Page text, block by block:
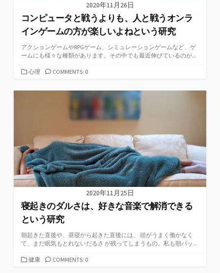
2020年11月26日
コンピュータと戦うよりも、人と戦うオンラ
インゲームの方が楽しいよねという研究
アクションゲームやRPGゲーム、シミュレーションゲームなど、ゲ
ームにも様々な種類があります。その中でも最近伸びているのが...
カ
ゴ
心理 COMMENTS: 0
2020年11月25日
寝起きのダルさは、好きな音楽で解消できる
という研究
朝起きた直後や、昼寝から起きた直後には、 頭がうまく働かなく
て、まだ眠気もとれないだるさ が残ってしまうもの。私も朝パッ...
カ健康 COMMENTS: 0